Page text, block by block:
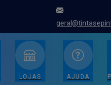
LOJAS AJUDA